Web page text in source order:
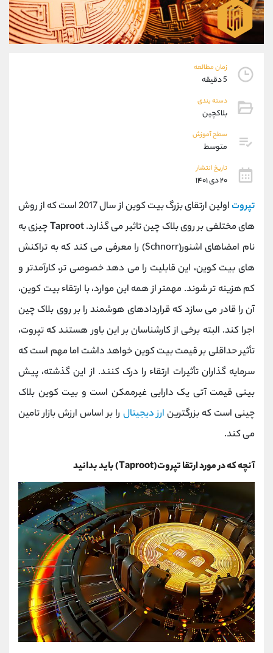
زمان مطالعه
5 دقیقه
دسته بندی
بلاکچین
سطح آموزش
متوسط
تاریخ انتشار
۲۰ دی ۱۴۰۱
تپروت
اولین ارتقای بزرگ بیت کوین از سال 2017 است که از روش
های مختلفی بر روی بلاک چین تاثیر می گذارد.Taprootچیزی به
نام امضاهای اشنور(Schnorr) را معرفی می کند که به تراکنش
های بیت کوین، این قابلیت را می دهد خصوصی تر، کارآمدتر و
کم هزینه تر شوند. مهمتر از همه این موارد، با ارتقاء بیت کوین،
آن را قادر می سازد که قراردادهای هوشمند را بر روی بلاک چین
اجرا کند. البته برخی از کارشناسان بر این باور هستند که تپروت،
تأثیر حداقلی بر قیمت بیت کوین خواهد داشت اما مهم است که
سرمایه گذاران تأثیرات ارتقاء را درک کنند. از این گذشته، پیش
بینی قیمت آتی یک دارایی غیرممکن است و بیت کوین بلاک
چینی است که بزرگترین ارز دیجیتال را بر اساس ارزش بازار تامین
می کند.
آنچه که در مورد ارتقا تپروت(Taproot) باید بدانید
09304891085
واتساپ شروع گفتگو
تلگرام @Armteam_admin_103
پشتیبان فروش
موبایل
واتساپ
داخلی
اطلاعات تماس (دفتر فروش)
021-22021030
بدون پیش شماره 90001030
اینستاگرام @alireza.mehrabii
کانال تلگرام @alirezamehrabi_com